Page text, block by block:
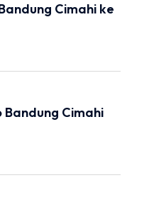
Cimahi ke
Cimahi